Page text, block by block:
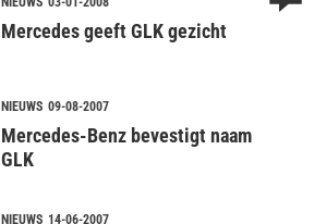
Mercedes geeft GLK gezicht
NIEUWS 09-08-2007
Mercedes-Benz bevestigt naam
GLK
NIEUWS 14-06-2007